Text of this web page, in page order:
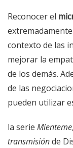
Reconocer el
contexto de las
mejorar la
de los demás.
de las
pueden utilizar
la serie Mienteme
transmisiónde